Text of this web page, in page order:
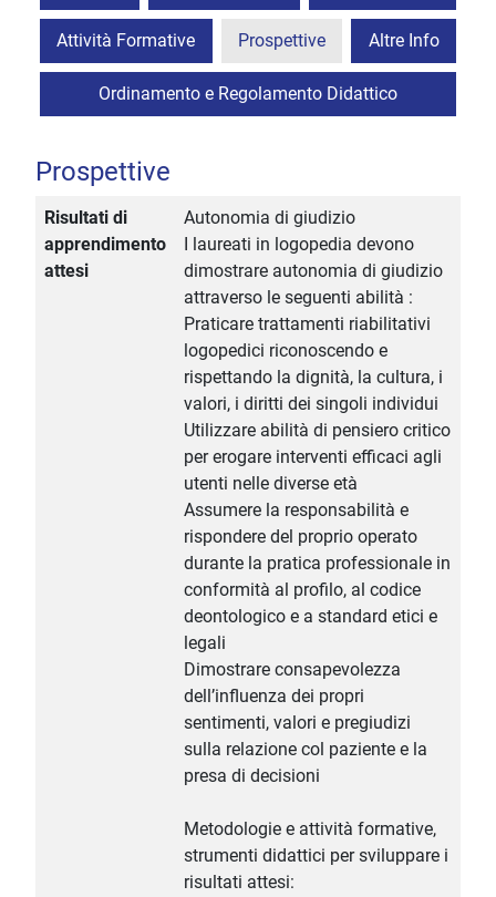
Attività Formative Prospettive Altre Info
Ordinamento e Regolamento Didattico
Prospettive
Risultati di
apprendimento
attesi
Autonomia di giudizio
I laureati in logopedia devono
dimostrare autonomia di giudizio
attraverso le seguenti abilità :
Praticare trattamenti riabilitativi
logopedici riconoscendo e
rispettando la dignità, la cultura, i
valori, i diritti dei singoli individui
Utilizzare abilità di pensiero critico
per erogare interventi efficaci agli
utenti nelle diverse età
Assumere la responsabilità e
rispondere del proprio operato
durante la pratica professionale in
conformità al profilo, al codice
deontologico e a standard etici e
legali
Dimostrare consapevolezza
dell’influenza dei propri
sentimenti, valori e pregiudizi
sulla relazione col paziente e la
presa di decisioni
Metodologie e attività formative,
strumenti didattici per sviluppare i
risultati attesi: